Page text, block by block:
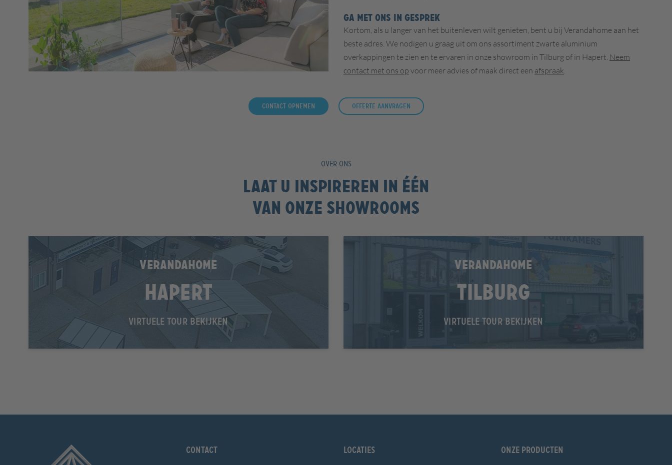
GA MET ONS IN GESPREK
Kortom, als u langer van het buitenleven wilt genieten, bent u bij Verandahome aan het
beste adres. We nodigen u graag uit om ons assortiment zwarte aluminium
overkappingen te zien en te ervaren in onze showroom in Tilburg of in Hapert. Neem
contact met ons op voor meer advies of maak direct een afspraak.
Contact opnemen Offerte aanvragen
OVER ONS
Laat u inspireren in één
van onze showrooms
VERANDAHOME
Hapert
VIRTUELE TOUR BEKIJKEN
VERANDAHOME
Tilburg
VIRTUELE TOUR BEKIJKEN
Contact Locaties Onze producten